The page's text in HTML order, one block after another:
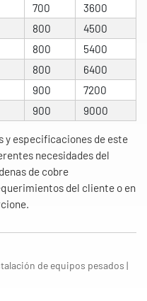
700
3600
800
4500
800
5400
800
6400
900
7200
900 9000
y especificaciones de este
necesidades del
de cobre
del cliente o en
de equipos pesados |